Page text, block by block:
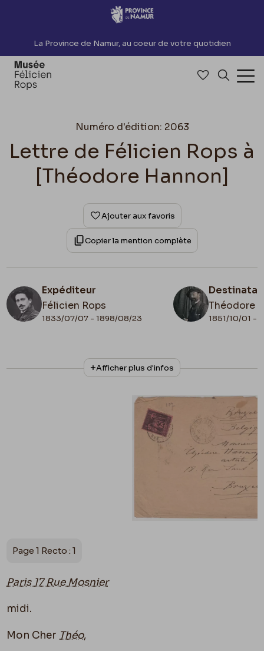
Accèder directement au contenu
La Province de Namur, au coeur de votre quotidien
Accéder à
Numéro d'édition: 2063
Lettre de Félicien Rops à
[Théodore Hannon]
Ajouter aux favoris
Copier la mention complète
Expéditeur
Félicien Rops
1833/07/07 - 1898/08/23
Théodore
1851/10/01 -
N° d'inventaire
ML/00026/0183
Collationnage
Autographe
Lieu de conservation
Belgique, Bruxelles, Archives et Musée de la
Afficher plus d'infos
Page 1 Recto : 1
Paris 17 Rue Mosnier
midi.
Mon Cher Théo,